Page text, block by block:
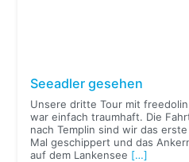
Seeadler gesehen
Unsere dritte Tour mit freedolin
war einfach traumhaft. Die
nach Templin sind wir das erste
Mal geschippert und das
auf dem Lankensee […]